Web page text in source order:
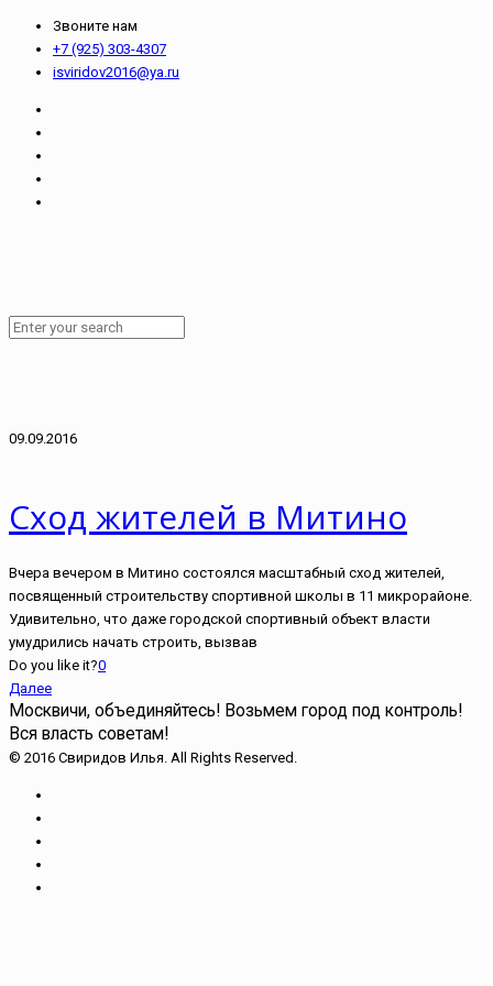
Звоните нам
+7 (925) 303-4307
isviridov2016@ya.ru
09.09.2016
Сход жителей в Митино
Вчера вечером в Митино состоялся масштабный сход жителей,
посвященный строительству спортивной школы в 11 микрорайоне.
Удивительно, что даже городской спортивный объект власти
умудрились начать строить, вызвав
Do you like it?0
Далее
Москвичи, объединяйтесь! Возьмем город под контроль!
Вся власть советам!
© 2016 Свиридов Илья. All Rights Reserved.